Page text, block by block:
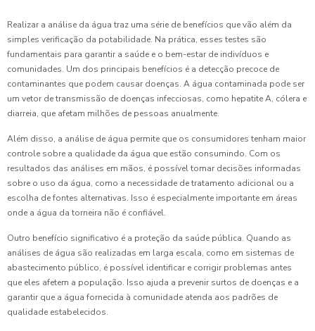
Realizar a análise da água traz uma série de benefícios que vão além da
simples verificação da potabilidade. Na prática, esses testes são
fundamentais para garantir a saúde e o bem-estar de indivíduos e
comunidades. Um dos principais benefícios é a detecção precoce de
contaminantes que podem causar doenças. A água contaminada pode ser
um vetor de transmissão de doenças infecciosas, como hepatite A, cólera e
diarreia, que afetam milhões de pessoas anualmente.
Além disso, a análise de água permite que os consumidores tenham maior
controle sobre a qualidade da água que estão consumindo. Com os
resultados das análises em mãos, é possível tomar decisões informadas
sobre o uso da água, como a necessidade de tratamento adicional ou a
escolha de fontes alternativas. Isso é especialmente importante em áreas
onde a água da torneira não é confiável.
Outro benefício significativo é a proteção da saúde pública. Quando as
análises de água são realizadas em larga escala, como em sistemas de
abastecimento público, é possível identificar e corrigir problemas antes
que eles afetem a população. Isso ajuda a prevenir surtos de doenças e a
garantir que a água fornecida à comunidade atenda aos padrões de
qualidade estabelecidos.